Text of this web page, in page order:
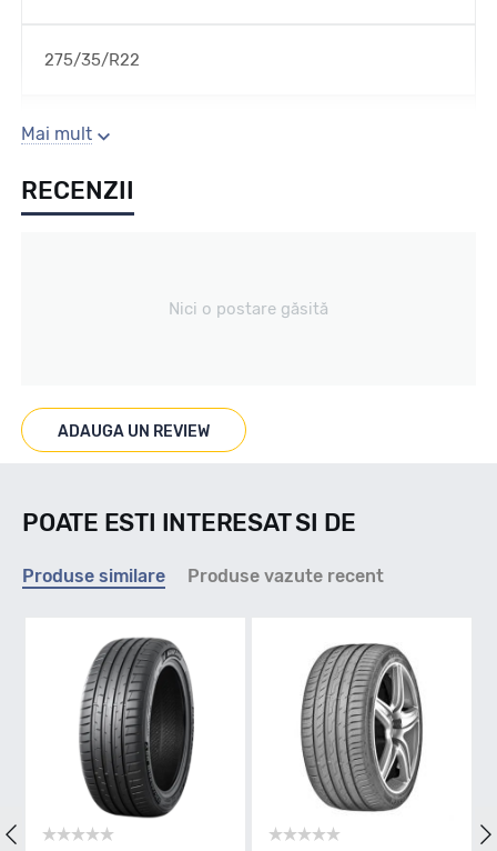
275/35/R22
Sezon
Vara
Marcat M+S
Indice viteza
Y - max 300km/h
Indice greutate
Mai mult
RECENZII
Nici o postare găsită
ADAUGA UN REVIEW
POATE ESTI INTERESAT SI DE
Produse similare Produse vazute recent